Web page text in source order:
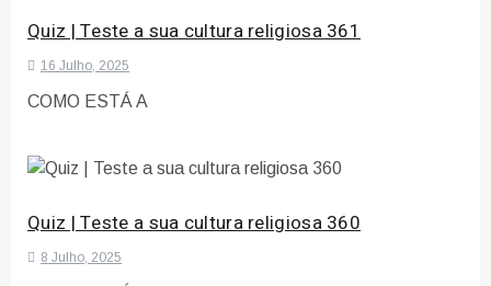
Quiz | Teste a sua cultura religiosa 361
16 Julho, 2025
COMO ESTÁ A
Quiz | Teste a sua cultura religiosa 360
8 Julho, 2025